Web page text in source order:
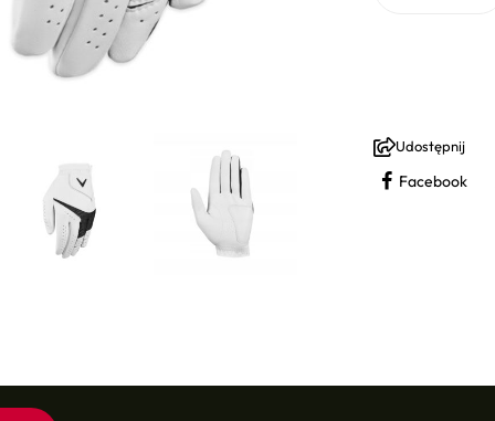
Udostępnij
Facebook